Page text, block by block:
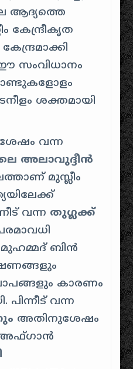
ആദ്യത്തെ
കേന്ദ്രീകൃത
സംവിധാനം
ശക്തമായി
വന്ന
അലാവുദ്ദീൻ
മുസ്ലീം
വന്ന തുഗ്ലക്ക്
മുഹമ്മദ് ബിൻ
കാരണം
പിന്നീട് വന്ന
അതിനുശേഷം
അഫ്ഗാൻ